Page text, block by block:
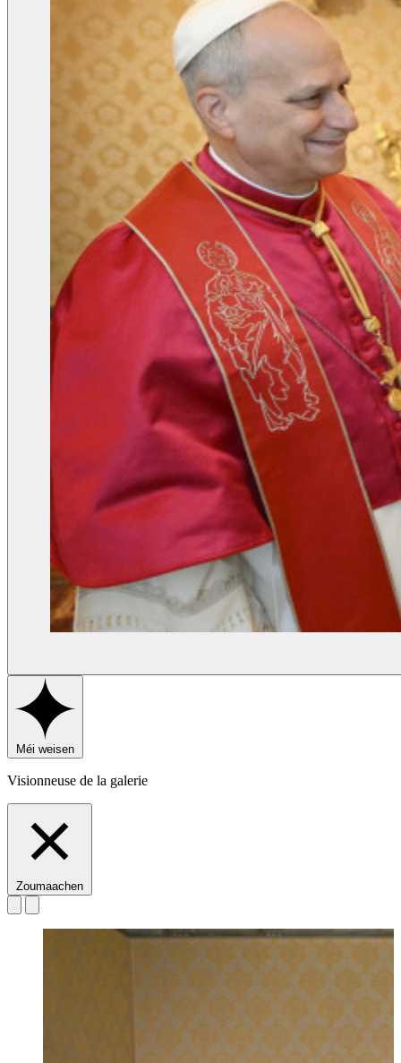
Méi weisen
Visionneuse de la galerie
Zoumaachen